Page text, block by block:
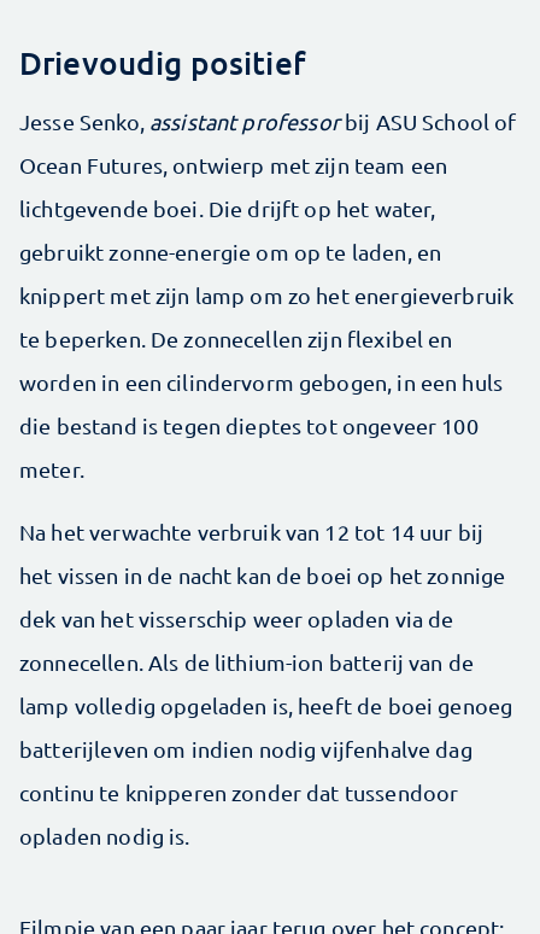
Drievoudig positief
Jesse Senko, assistant professorbij ASU School of
Ocean Futures, ontwierp met zijn team een
lichtgevende boei. Die drijft op het water,
gebruikt zonne-energie om op te laden, en
knippert met zijn lamp om zo het energieverbruik
te beperken. De zonnecellen zijn flexibel en
worden in een cilindervorm gebogen, in een huls
die bestand is tegen dieptes tot ongeveer 100
meter.
Na het verwachte verbruik van 12 tot 14 uur bij
het vissen in de nacht kan de boei op het zonnige
dek van het visserschip weer opladen via de
zonnecellen. Als de lithium-ion batterij van de
lamp volledig opgeladen is, heeft de boei genoeg
batterijleven om indien nodig vijfenhalve dag
continu te knipperen zonder dat tussendoor
opladen nodig is.
Filmpje van een paar jaar terug over het concept: